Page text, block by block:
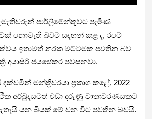
පාර්ලිමේන්තුවට පැමිණ
නොමැති බවට සඳහන් කළ ද, රටේ
ඉතාමත් නරක මට්ටමක පවතින බව
දයාසිරි ජයසේකර පවසනවා.
දක්වමින් මන්ත්‍රීවරයා ප්‍රකාශ කළේ, 2022
අර්බුදයටත් වඩා දරුණු වාතාවරණයකට
යන බියක් මේ වන විට පවතින බවයි.